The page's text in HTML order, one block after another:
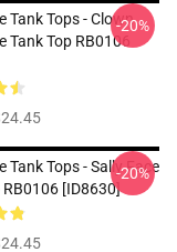
Tank Tops - Clown
Tank Top RB0106
-20%
Tank Tops - Sally Face
RB0106 [ID8630]
-20%